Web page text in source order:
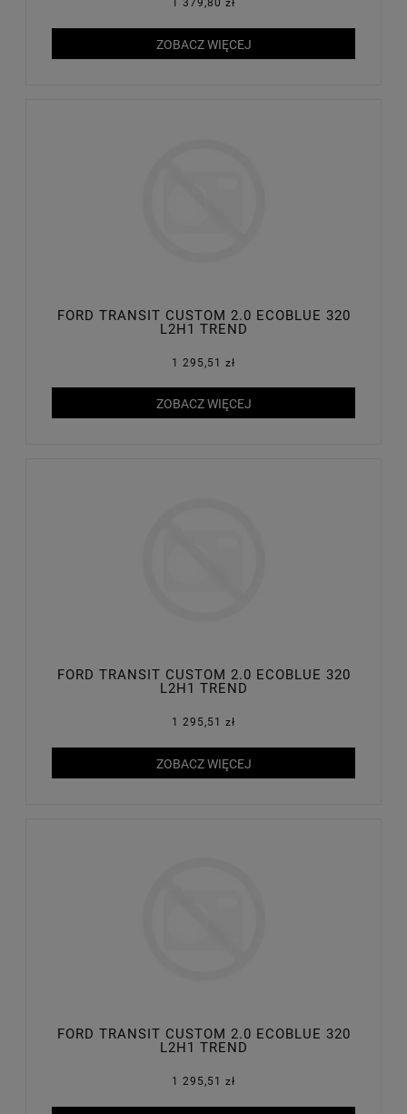
1 379,80 zł
ZOBACZ WIĘCEJ
FORD TRANSIT CUSTOM 2.0 ECOBLUE 320
L2H1 TREND
1 295,51 zł
ZOBACZ WIĘCEJ
FORD TRANSIT CUSTOM 2.0 ECOBLUE 320
L2H1 TREND
1 295,51 zł
ZOBACZ WIĘCEJ
FORD TRANSIT CUSTOM 2.0 ECOBLUE 320
L2H1 TREND
1 295,51 zł